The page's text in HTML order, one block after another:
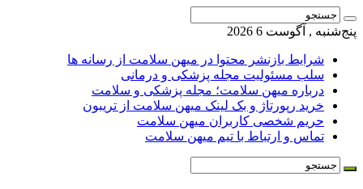
پنج‌شنبه , آگوست 6 2026
شرایط بازنشر محتوا در میهن سلامت از رسانه ها
سلب مسئولیت مجله پزشکی و درمانی
درباره میهن سلامت؛ مجله پزشکی و سلامت
خرید رپورتاژ و بک لینک میهن سلامت از تریبون
حریم شخصی کاربران میهن سلامت
تماس و ارتباط با تیم میهن سلامت